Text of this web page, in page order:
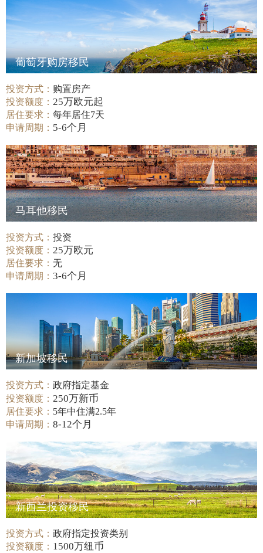
葡萄牙购房移民
投资方式： 购置房产
投资额度： 25万欧元起
居住要求：每年居住7天
申请周期： 5-6个月
马耳他移民
投资方式：投资
投资额度： 25万欧元
居住要求：无
申请周期：3-6个月
新加坡移民
投资方式：政府指定基金
投资额度： 250万新币
居住要求： 5年中住满2.5年
申请周期：8-12个月
新西兰投资移民
投资方式：政府指定投资类别
投资额度： 1500万纽币